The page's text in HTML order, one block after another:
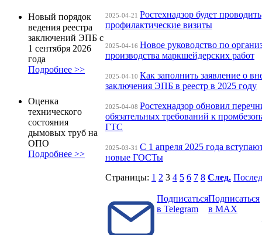
Новый порядок
ведения реестра
заключений ЭПБ с
1 сентября 2026
года
Подробнее >>
Оценка
технического
состояния
дымовых труб на
ОПО
Подробнее >>
2025-04-21 Ростехнадзор будет проводить
профилактические визиты
2025-04-16 Новое руководство по
производства маркшейдерских работ
2025-04-10 Как заполнить заявление о
заключения ЭПБ в реестр в 2025 году
2025-04-08 Ростехнадзор обновил
обязательных требований к
ГТС
2025-03-31 С 1 апреля 2025 года
новые ГОСТы
Страницы: 1 2 3 4 5 6 7 8 След.
Подписаться
в Telegram
Подписаться
в MAX